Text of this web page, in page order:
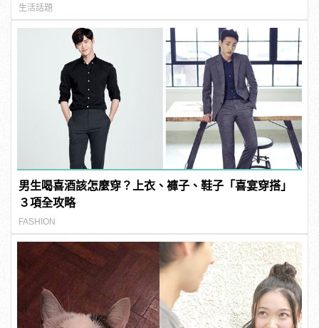
生活話題
男生喝喜酒該怎麼穿？上衣、褲子、鞋子「喜宴穿搭」
３項全攻略
FASHION